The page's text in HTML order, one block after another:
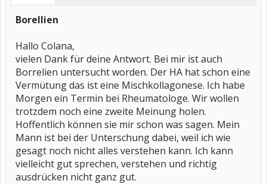
Borellien
Hallo Colana,
vielen Dank für deine Antwort. Bei mir ist auch
Borrelien untersucht worden. Der HA hat schon eine
Vermütung das ist eine Mischkollagonese. Ich habe
Morgen ein Termin bei Rheumatologe. Wir wollen
trotzdem noch eine zweite Meinung holen.
Hoffentlich können sie mir schon was sagen. Mein
Mann ist bei der Unterschung dabei, weil ich wie
gesagt noch nicht alles verstehen kann. Ich kann
vielleicht gut sprechen, verstehen und richtig
ausdrücken nicht ganz gut.